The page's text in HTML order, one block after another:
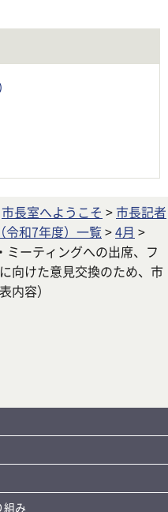
市長室へようこそ >市長記者
令和7年度）一覧>4月 >
ミーティングへの出席、フ
向けた意見交換のため、市
内容）
組み